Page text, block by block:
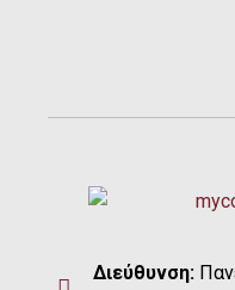
Διεύθυνση: